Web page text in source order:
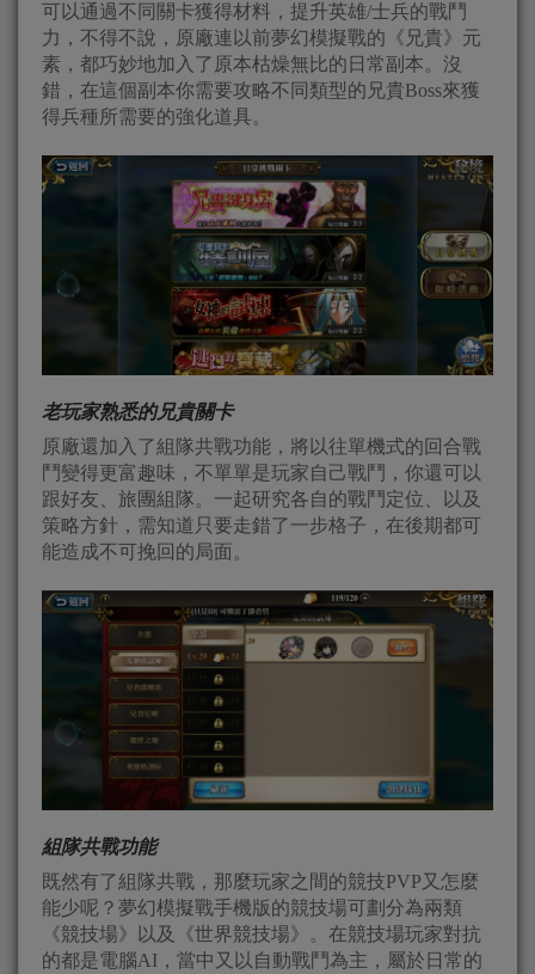
可以通過不同關卡獲得材料，提升英雄/士兵的戰鬥
力，不得不說，原廠連以前夢幻模擬戰的《兄貴》元
素，都巧妙地加入了原本枯燥無比的日常副本。沒
錯，在這個副本你需要攻略不同類型的兄貴Boss來獲
得兵種所需要的強化道具。
老玩家熟悉的兄貴關卡
原廠還加入了組隊共戰功能，將以往單機式的回合戰
鬥變得更富趣味，不單單是玩家自己戰鬥，你還可以
跟好友、旅團組隊。一起研究各自的戰鬥定位、以及
策略方針，需知道只要走錯了一步格子，在後期都可
能造成不可挽回的局面。
組隊共戰功能
既然有了組隊共戰，那麼玩家之間的競技PVP又怎麼
能少呢？夢幻模擬戰手機版的競技場可劃分為兩類
《競技場》以及《世界競技場》。在競技場玩家對抗
的都是電腦AI，當中又以自動戰鬥為主，屬於日常的